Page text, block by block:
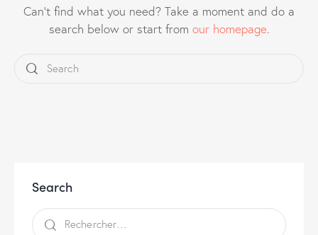
Can't find what you need? Take a moment and do a
search below or start from our homepage.
Search